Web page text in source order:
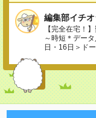
編集部イチ
【完全在宅！
～時短＊デー
日・16日＞ド